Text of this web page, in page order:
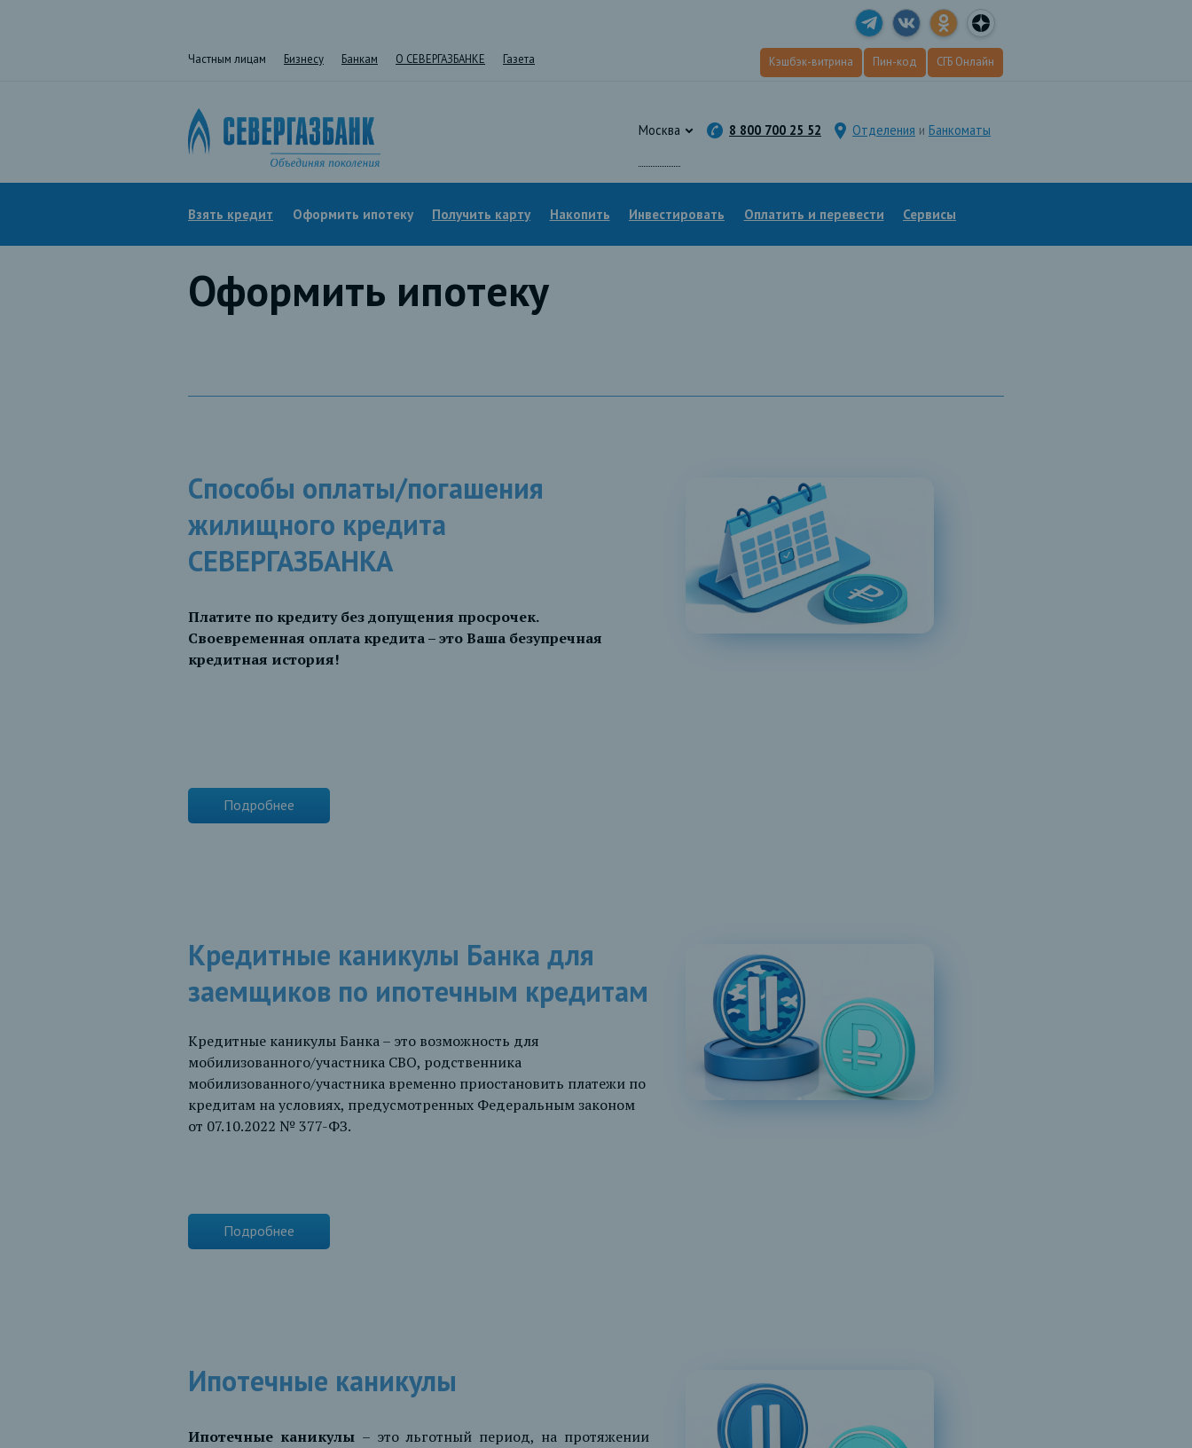
Частным лицам Бизнесу Банкам О СЕВЕРГАЗБАНКЕ Газета Кэшбэк-витрина Пин-код СГБ Онлайн
Москва 8 800 700 25 52 Отделения и Банкоматы
Взять кредит Оформить ипотеку Получить карту Накопить Инвестировать Оплатить и перевести Сервисы
Оформить ипотеку
Способы оплаты/погашения
жилищного кредита
СЕВЕРГАЗБАНКА
Платите по кредиту без допущения просрочек.
Своевременная оплата кредита – это Ваша безупречная
кредитная история!
Подробнее
Кредитные каникулы Банка для
заемщиков по ипотечным кредитам
Кредитные каникулы Банка– это возможность для
мобилизованного/участника СВО, родственника
мобилизованного/участника временно приостановить платежи по
кредитам на условиях, предусмотренных Федеральным законом
от 07.10.2022 № 377-ФЗ.
Подробнее
Ипотечные каникулы
Ипотечные каникулы – это льготный период, на протяжении